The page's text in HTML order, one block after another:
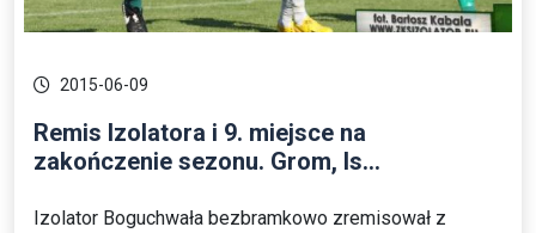
2015-06-09
Remis Izolatora i 9. miejsce na
zakończenie sezonu. Grom, Is...
Izolator Boguchwała bezbramkowo zremisował z